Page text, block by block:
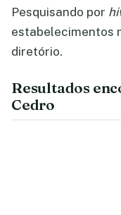
Pesquisando por
estabelecimentos
diretório.
Resultados
Cedro